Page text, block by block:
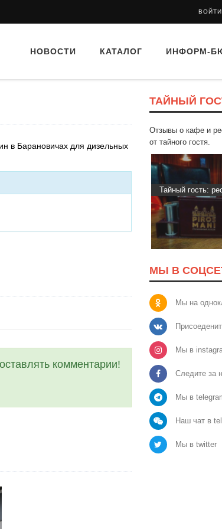
ВОЙТИ
НОВОСТИ КАТАЛОГ ИНФОРМ-
в Барановичах для дизельных
комментарии!
ТАЙНЫЙ
Отзывы о кафе и
от тайного гостя.
Тайный гость: ресторан
МЫ В
Мы на
Мы в
Следите за
Мы в
Наш чат в
Мы в twitter